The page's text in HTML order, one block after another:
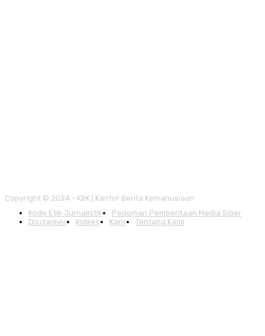
Copyright © 2024 - KBK | Kantor Berita Kemanusiaan
Kode Etik Jurnalistik
Pedoman Pemberitaan Media Siber
Disclaimer
Indeks Karir Tentang Kami